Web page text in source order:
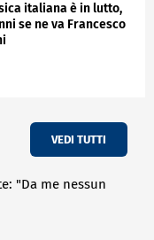
italiana è in lutto,
se ne va Francesco
VEDI TUTTI
"Da me nessun